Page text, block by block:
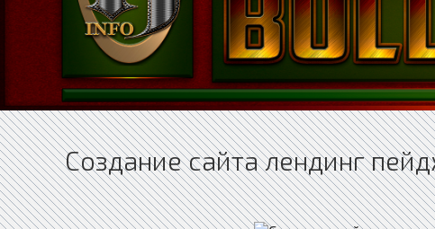
Создание сайта лендинг